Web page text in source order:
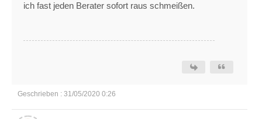
ich fast jeden Berater sofort raus schmeißen.
Geschrieben : 31/05/2020 0:26